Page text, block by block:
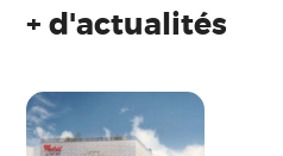
+ d'actualités